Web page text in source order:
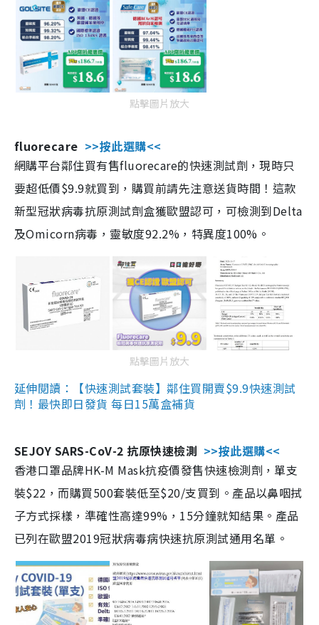
點擊圖片放大
fluorecare >>按此選購<<
網購平台鄰住買有售fluorecare的快速測試劑，現時只
要超低價$9.9就買到，購買前請先注意送貨時間！這款
新型冠狀病毒抗原測試劑盒獲歐盟認可，可檢測到Delta
及Omicorn病毒，靈敏度92.2%，特異度100%。
點擊圖片放大
延伸閱讀：【快速測試套裝】鄰住買開賣$9.9快速測試
劑！最快即日發貨 每日15萬盒補貨
SEJOY SARS-CoV-2 抗原快速檢測 >>按此選購<<
香港口罩品牌HK-M Mask抗疫價發售快速檢測劑，單支
裝$22，而購買500套裝低至$20/支買到。產品以鼻咽拭
子方式採樣，準確性高達99%，15分鐘就知結果。產品
已列在歐盟2019冠狀病毒病快速抗原測試通用名單。